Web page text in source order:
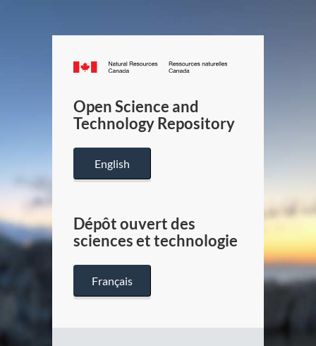
Canada.ca
/
Canada
Open Science and
Technology Repository
English
Dépôt ouvert des
sciences et technologie
Français